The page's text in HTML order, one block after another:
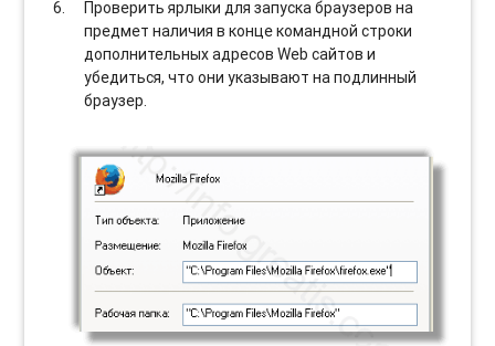
Проверить ярлыки для запуска браузеров на
предмет наличия в конце командной строки
дополнительных адресов Web сайтов и
убедиться, что они указывают на подлинный
браузер.